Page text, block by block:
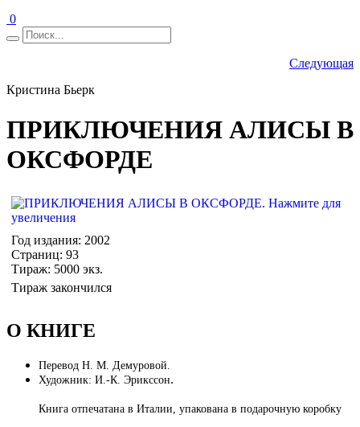
0
Следующая
Кристина Бьерк
ПРИКЛЮЧЕНИЯ АЛИСЫ В
ОКСФОРДЕ
Год издания: 2002
Страниц: 93
Тираж: 5000 экз.
Тираж закончился
О КНИГЕ
Перевод Н. М. Демуровой.
Художник: И.-К. Эрикссон.
Книга отпечатана в Италии, упакована в подарочную коробку